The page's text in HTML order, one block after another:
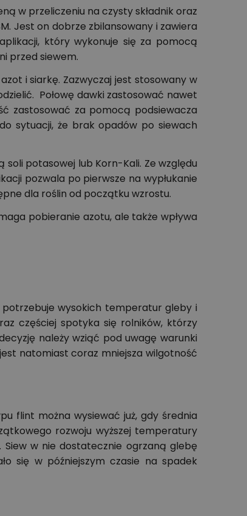
w przeliczeniu na czysty składnik oraz
Jest on dobrze zbilansowany i zawiera
który wykonuje się za pomocą
przed siewem.
i siarkę. Zazwyczaj jest stosowany w
Połowę dawki zastosować nawet
zastosować za pomocą podsiewacza
sytuacji, że brak opadów po siewach
soli potasowej lub Korn-Kali. Ze względu
pozwala po pierwsze na wypłukanie
dla roślin od początku wzrostu.
pobieranie azotu, ale także wpływa
potrzebuje wysokich temperatur gleby i
częściej spotyka się rolników, którzy
należy wziąć pod uwagę warunki
natomiast coraz mniejsza wilgotność
flint można wysiewać już, gdy średnia
rozwoju wyższej temperatury
Siew w nie dostatecznie ogrzaną glebę
się w późniejszym czasie na spadek